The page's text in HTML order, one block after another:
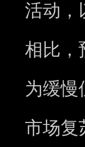
活动，
相比，
为缓慢
市场复